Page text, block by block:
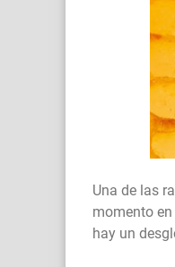
Una de las
momento
hay un